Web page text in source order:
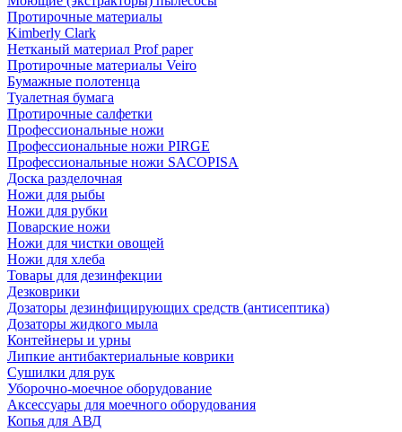
Протирочные материалы
Kimberly Clark
Нетканый материал Prof paper
Протирочные материалы Veiro
Бумажные полотенца
Туалетная бумага
Протирочные салфетки
Профессиональные ножи
Профессиональные ножи PIRGE
Профессиональные ножи SACOPISA
Доска разделочная
Ножи для рыбы
Ножи для рубки
Поварские ножи
Ножи для чистки овощей
Ножи для хлеба
Товары для дезинфекции
Дезковрики
Дозаторы дезинфицирующих средств (антисептика)
Дозаторы жидкого мыла
Контейнеры и урны
Липкие антибактериальные коврики
Сушилки для рук
Уборочно-моечное оборудование
Аксессуары для моечного оборудования
Копья для АВД